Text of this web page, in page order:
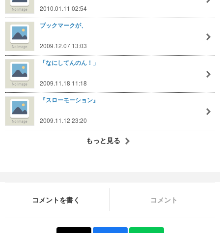
2010.01.11 02:54
ブックマークが、
2009.12.07 13:03
「なにしてんのん！」
2009.11.18 11:18
『スローモーション』
2009.11.12 23:20
もっと見る
コメントを書く コメント